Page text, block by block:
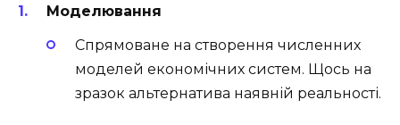
Моделювання
Спрямоване на створення численних
моделей економічних систем. Щось на
зразок альтернатива наявній реальності.